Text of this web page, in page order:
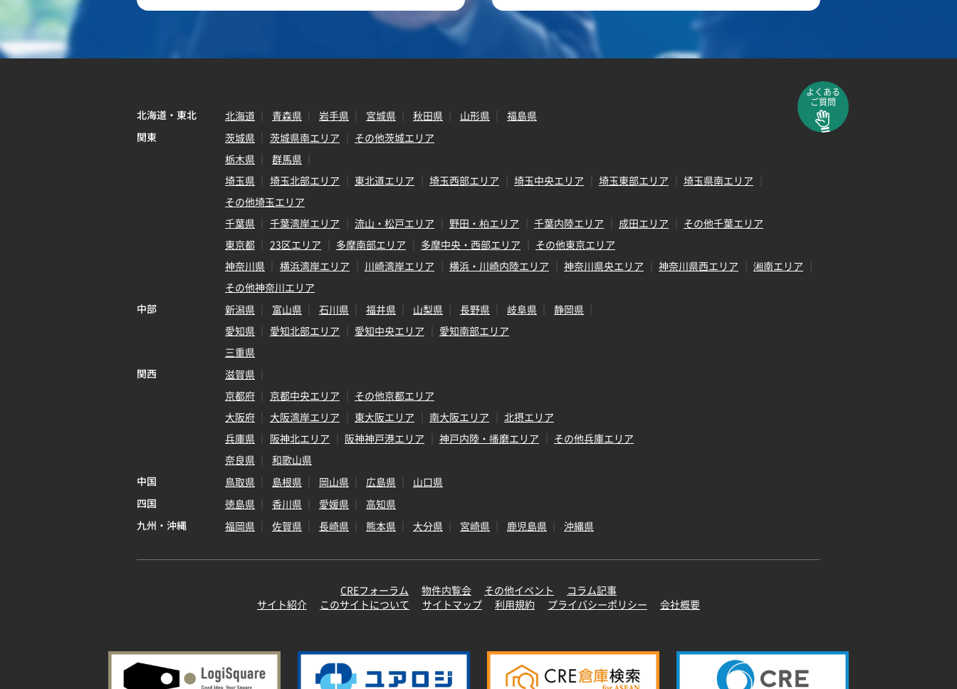
よくある
ご質問
北海道・東北 北海道 青森県 岩手県 宮城県 秋田県 山形県
福島県
関東
茨城県 茨城県南エリア
その他茨城エリア
栃木県
群馬県
埼玉県
埼玉北部エリア 東北道エリア 埼玉西部エリア 埼玉中央エリア 埼玉東部エリア
埼玉県南エリア
その他埼玉エリア
千葉県
千葉湾岸エリア 流山・松戸エリア 野田・柏エリア 千葉内陸エリア 成田エリア
その他千葉エリア
東京都
23区エリア 多摩南部エリア 多摩中央・西部エリア
その他東京エリア
神奈川県
横浜湾岸エリア 川崎湾岸エリア 横浜・川崎内陸エリア 神奈川県央エリア 神奈川県西エリア
湘南エリア
その他神奈川エリア
中部
新潟県 富山県 石川県 福井県 山梨県 長野県 岐阜県
静岡県
愛知県
愛知北部エリア 愛知中央エリア
愛知南部エリア
三重県
関西
滋賀県
京都府
京都中央エリア
その他京都エリア
大阪府
大阪湾岸エリア 東大阪エリア 南大阪エリア
北摂エリア
兵庫県
阪神北エリア 阪神神戸港エリア 神戸内陸・播磨エリア
その他兵庫エリア
奈良県
和歌山県
中国
鳥取県 島根県 岡山県 広島県
山口県
四国
徳島県 香川県 愛媛県
高知県
九州・沖縄
福岡県 佐賀県 長崎県 熊本県 大分県 宮崎県 鹿児島県 沖縄県
CREフォーラム 物件内覧会 その他イベント
コラム記事
サイト紹介
このサイトについて サイトマップ 利用規約 プライバシーポリシー 会社概要